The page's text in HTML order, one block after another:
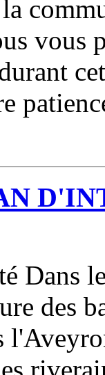
vous
Dans
des